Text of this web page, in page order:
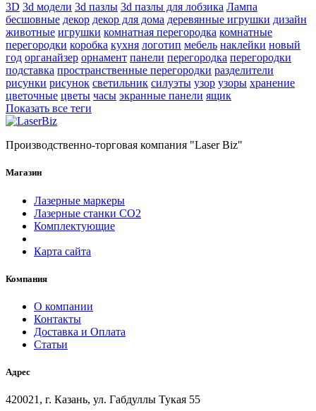
3D 3d модели 3d пазлы 3d пазлы для лобзика Лампа
бесшовные декор декор для дома деревянные игрушки дизайн
животные игрушки комнатная перегородка комнатные
перегородки коробка кухня логотип мебель наклейки новый
год органайзер орнамент панели перегородка перегородки
подставка пространственные перегородки разделители
рисунки рисунок светильник силуэты узор узоры хранение
цветочные цветы часы экранные панели ящик
Показать все теги
Производственно-торговая компания "Laser Biz"
Магазин
Лазерные маркеры
Лазерные станки СО2
Комплектующие
Карта сайта
Компания
О компании
Контакты
Доставка и Оплата
Статьи
Адрес
420021, г. Казань, ул. Габдуллы Тукая 55